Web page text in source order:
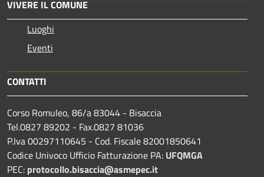
VIVERE IL COMUNE
Luoghi
Eventi
CONTATTI
Corso Romuleo, 86/a 83044 - Bisaccia
Tel.0827 89202 - Fax.0827 81036
P.Iva 00297110645 - Cod. Fiscale 82001850641
Codice Univoco Ufficio Fatturazione PA: UFQMGA
PEC: protocollo.bisaccia@asmepec.it